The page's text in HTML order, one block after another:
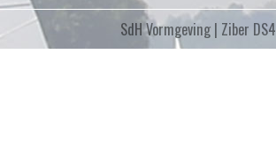
SdH Vormgeving | Ziber DS4